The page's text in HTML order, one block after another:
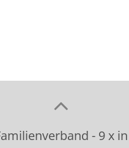
- 9 x